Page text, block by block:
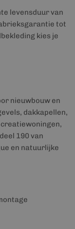
levensduur van
tot
kies je
nieuwbouw en
dakkapellen,
190 van
en natuurlijke